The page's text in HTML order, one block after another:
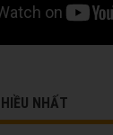
NHẤT